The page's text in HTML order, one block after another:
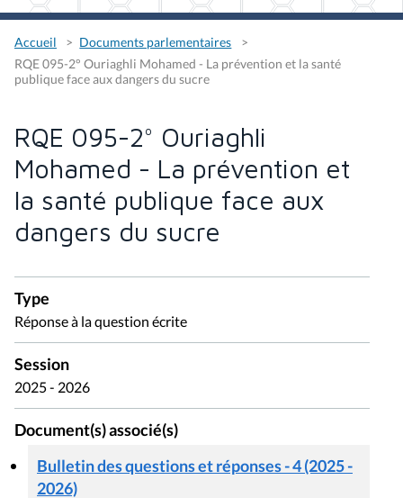
Accueil
Documents parlementaires
RQE 095-2° Ouriaghli Mohamed - La prévention et la santé
publique face aux dangers du sucre
RQE 095-2° Ouriaghli
Mohamed - La prévention et
la santé publique face aux
dangers du sucre
Type
Réponse à la question écrite
Session
2025 - 2026
Document(s) associé(s)
Bulletin des questions et réponses - 4 (2025 -
2026)